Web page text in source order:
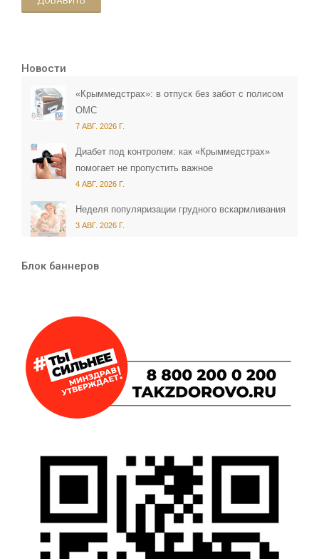
Новости
«Крыммедстрах»: в отпуск без забот с полисом
ОМС
7 АВГ. 2026 Г.
Диабет под контролем: как «Крыммедстрах»
помогает не пропустить важное
4 АВГ. 2026 Г.
Неделя популяризации грудного вскармливания
3 АВГ. 2026 Г.
Блок баннеров